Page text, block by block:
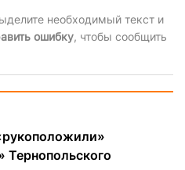
необходимый текст и
ошибку, чтобы сообщить
Тернопольского